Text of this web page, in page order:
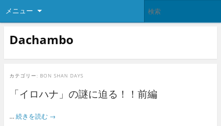
メニュー
Dachambo
カテゴリー: BON SHAN DAYS
「イロハナ」の謎に迫る！！前編
… 続きを読む →